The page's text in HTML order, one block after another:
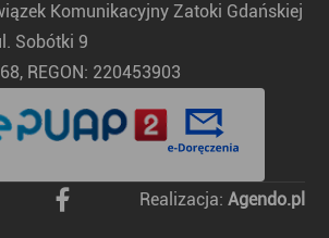
Komunikacyjny Zatoki Gdańskiej
Sobótki 9
REGON: 220453903
Realizacja: Agendo.pl